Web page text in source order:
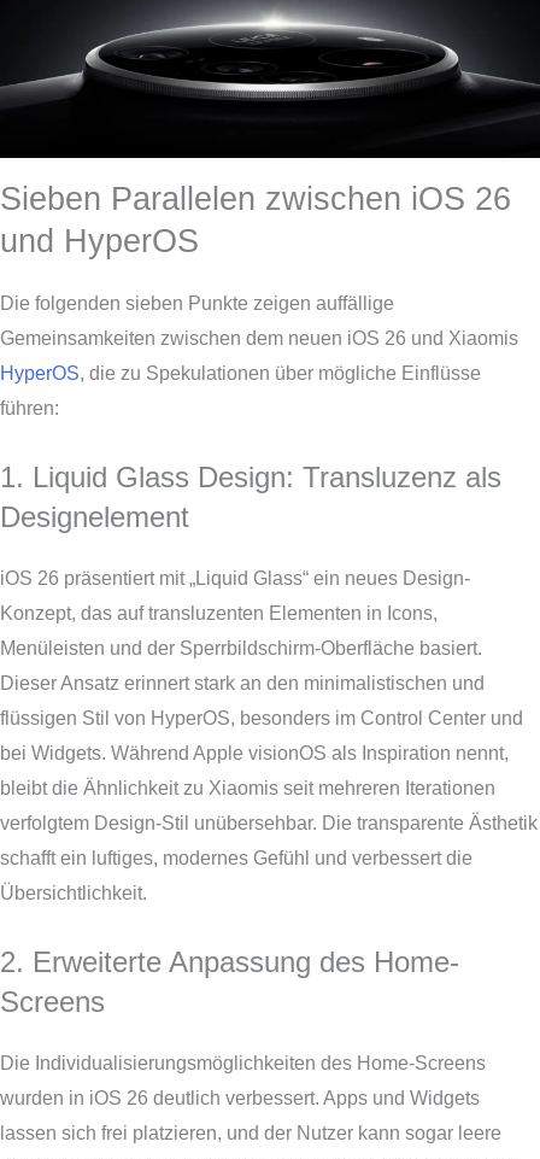
Sieben Parallelen zwischen iOS 26
und HyperOS
Die folgenden sieben Punkte zeigen auffällige
Gemeinsamkeiten zwischen dem neuen iOS 26 und Xiaomis
HyperOS, die zu Spekulationen über mögliche Einflüsse
führen:
1. Liquid Glass Design: Transluzenz als
Designelement
iOS 26 präsentiert mit „Liquid Glass“ ein neues Design-
Konzept, das auf transluzenten Elementen in Icons,
Menüleisten und der Sperrbildschirm-Oberfläche basiert.
Dieser Ansatz erinnert stark an den minimalistischen und
flüssigen Stil von HyperOS, besonders im Control Center und
bei Widgets. Während Apple visionOS als Inspiration nennt,
bleibt die Ähnlichkeit zu Xiaomis seit mehreren Iterationen
verfolgtem Design-Stil unübersehbar. Die transparente Ästhetik
schafft ein luftiges, modernes Gefühl und verbessert die
Übersichtlichkeit.
2. Erweiterte Anpassung des Home-
Screens
Die Individualisierungsmöglichkeiten des Home-Screens
wurden in iOS 26 deutlich verbessert. Apps und Widgets
lassen sich frei platzieren, und der Nutzer kann sogar leere